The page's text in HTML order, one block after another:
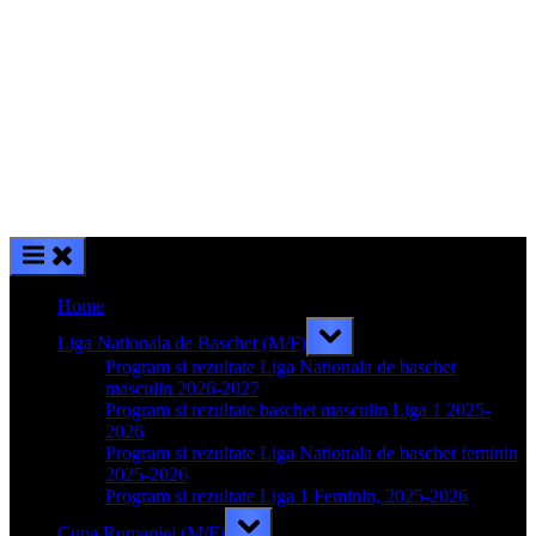
Home
Liga Nationala de Baschet (M/F)
Toggle
sub-
menu
Program si rezultate Liga Nationala de baschet
masculin 2026-2027
Program si rezultate baschet masculin Liga 1 2025-
2026
Program si rezultate Liga Nationala de baschet feminin
2025-2026
Program si rezultate Liga 1 Feminin, 2025-2026
Toggle